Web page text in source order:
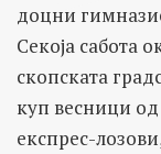
доцни
Секоја сабота
скопската
куп весници
експрес-